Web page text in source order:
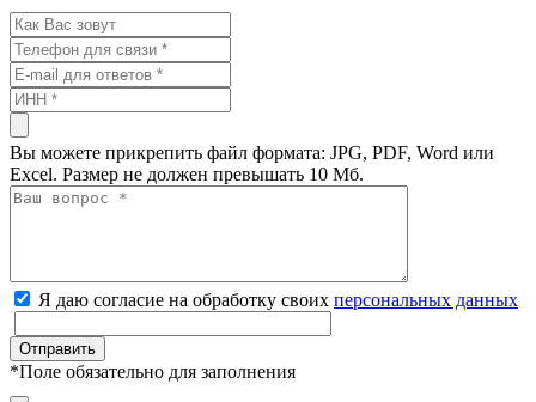
Вы можете прикрепить файл формата: JPG, PDF, Word или
Excel. Размер не должен превышать 10 Мб.
Я даю согласие на обработку своих персональных данных
*Поле обязательно для заполнения